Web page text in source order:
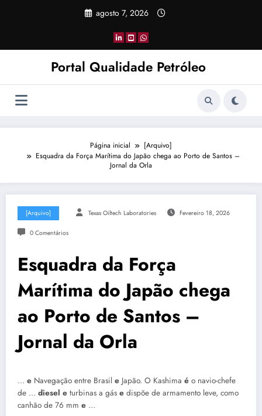
agosto 7, 2026
Portal Qualidade Petróleo
Página inicial
[Arquivo]
Esquadra da Força Marítima do Japão chega ao Porto de Santos –
Jornal da Orla
[Arquivo] Texas Oiltech Laboratories Fevereiro 18, 2026
0 Comentários
Esquadra da Força
Marítima do Japão chega
ao Porto de Santos –
Jornal da Orla
… e Navegação entre Brasil e Japão. O Kashima é o navio-chefe
de … diesel e turbinas a gás e dispõe de armamento leve, como
canhão de 76 mm e …